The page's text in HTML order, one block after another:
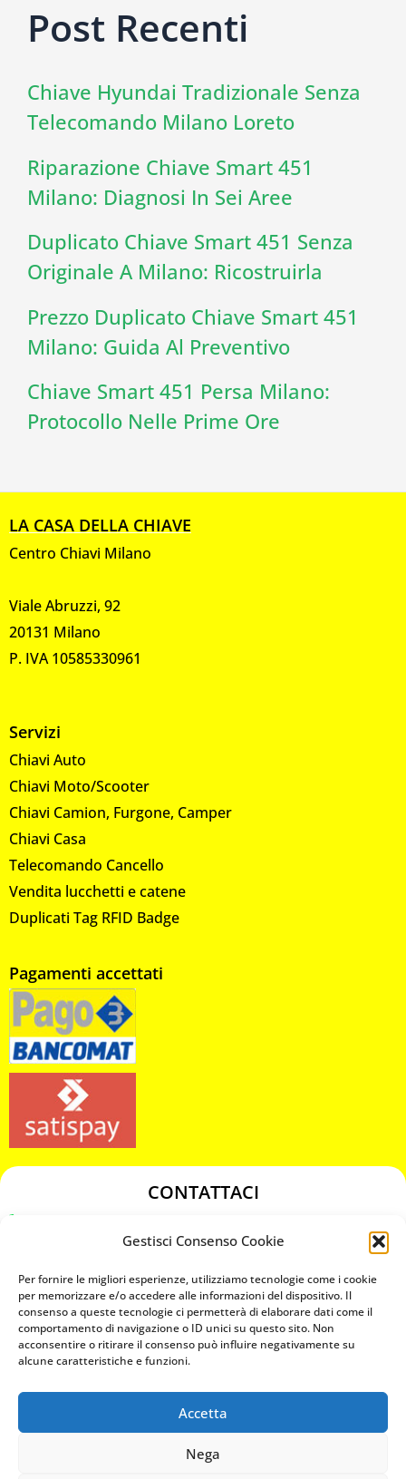
Gestisci Consenso Cookie
Per fornire le migliori esperienze, utilizziamo tecnologie come i cookie
per memorizzare e/o accedere alle informazioni del dispositivo. Il
consenso a queste tecnologie ci permetterà di elaborare dati come il
comportamento di navigazione o ID unici su questo sito. Non
acconsentire o ritirare il consenso può influire negativamente su
alcune caratteristiche e funzioni.
Accetta
Nega
Post Recenti
Chiave Hyundai Tradizionale Senza
Telecomando Milano Loreto
Riparazione Chiave Smart 451
Milano: Diagnosi In Sei Aree
Duplicato Chiave Smart 451 Senza
Originale A Milano: Ricostruirla
Prezzo Duplicato Chiave Smart 451
Milano: Guida Al Preventivo
Chiave Smart 451 Persa Milano:
Protocollo Nelle Prime Ore
LA CASA DELLA CHIAVE
Centro Chiavi Milano
Viale Abruzzi, 92
20131 Milano
P. IVA 10585330961
Servizi
Chiavi Auto
Chiavi Moto/Scooter
Chiavi Camion, Furgone, Camper
Chiavi Casa
Telecomando Cancello
Vendita lucchetti e catene
Duplicati Tag RFID Badge
Pagamenti accettati
CONTATTACI
chiavicodificate@gmail.com
Privacy Policy
Cookie Policy
MAPS
CHIAMA ORA